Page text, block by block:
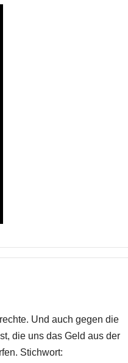
Und auch gegen die
die uns das Geld aus der
Stichwort: